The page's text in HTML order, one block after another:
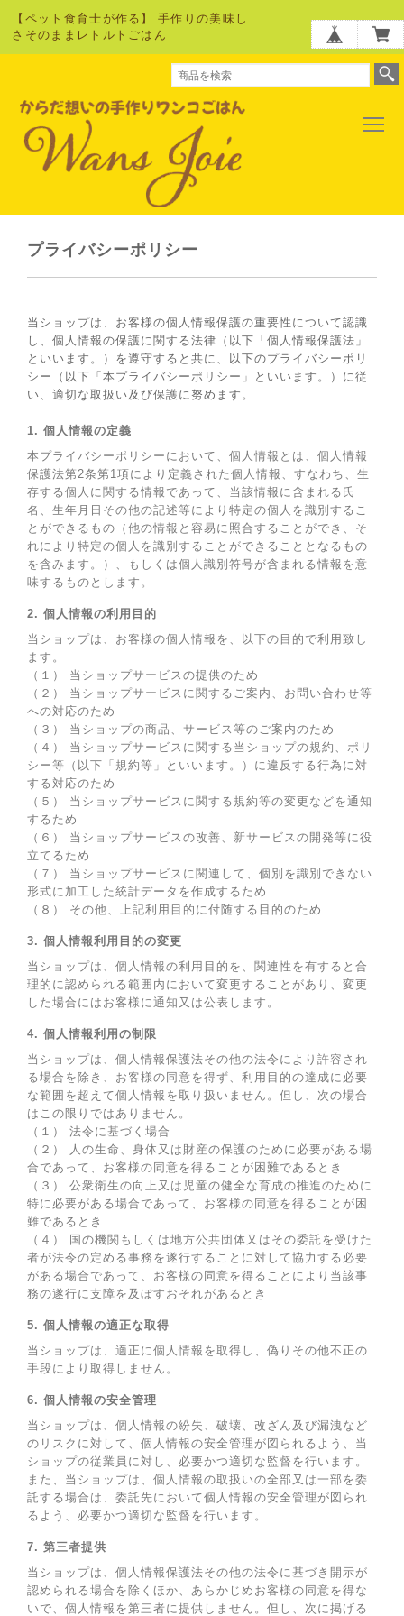
【ペット食育士が作る】 手作りの美味し
さそのままレトルトごはん
プライバシーポリシー
当ショップは、お客様の個人情報保護の重要性について認識
し、個人情報の保護に関する法律（以下「個人情報保護法」
といいます。）を遵守すると共に、以下のプライバシーポリ
シー（以下「本プライバシーポリシー」といいます。）に従
い、適切な取扱い及び保護に努めます。
1. 個人情報の定義
本プライバシーポリシーにおいて、個人情報とは、個人情報
保護法第2条第1項により定義された個人情報、すなわち、生
存する個人に関する情報であって、当該情報に含まれる氏
名、生年月日その他の記述等により特定の個人を識別するこ
とができるもの（他の情報と容易に照合することができ、そ
れにより特定の個人を識別することができることとなるもの
を含みます。）、もしくは個人識別符号が含まれる情報を意
味するものとします。
2. 個人情報の利用目的
当ショップは、お客様の個人情報を、以下の目的で利用致し
ます。
（１） 当ショップサービスの提供のため
（２） 当ショップサービスに関するご案内、お問い合わせ等
への対応のため
（３） 当ショップの商品、サービス等のご案内のため
（４） 当ショップサービスに関する当ショップの規約、ポリ
シー等（以下「規約等」といいます。）に違反する行為に対
する対応のため
（５） 当ショップサービスに関する規約等の変更などを通知
するため
（６） 当ショップサービスの改善、新サービスの開発等に役
立てるため
（７） 当ショップサービスに関連して、個別を識別できない
形式に加工した統計データを作成するため
（８） その他、上記利用目的に付随する目的のため
3. 個人情報利用目的の変更
当ショップは、個人情報の利用目的を、関連性を有すると合
理的に認められる範囲内において変更することがあり、変更
した場合にはお客様に通知又は公表します。
4. 個人情報利用の制限
当ショップは、個人情報保護法その他の法令により許容され
る場合を除き、お客様の同意を得ず、利用目的の達成に必要
な範囲を超えて個人情報を取り扱いません。但し、次の場合
はこの限りではありません。
（１） 法令に基づく場合
（２） 人の生命、身体又は財産の保護のために必要がある場
合であって、お客様の同意を得ることが困難であるとき
（３） 公衆衛生の向上又は児童の健全な育成の推進のために
特に必要がある場合であって、お客様の同意を得ることが困
難であるとき
（４） 国の機関もしくは地方公共団体又はその委託を受けた
者が法令の定める事務を遂行することに対して協力する必要
がある場合であって、お客様の同意を得ることにより当該事
務の遂行に支障を及ぼすおそれがあるとき
5. 個人情報の適正な取得
当ショップは、適正に個人情報を取得し、偽りその他不正の
手段により取得しません。
6. 個人情報の安全管理
当ショップは、個人情報の紛失、破壊、改ざん及び漏洩など
のリスクに対して、個人情報の安全管理が図られるよう、当
ショップの従業員に対し、必要かつ適切な監督を行います。
また、当ショップは、個人情報の取扱いの全部又は一部を委
託する場合は、委託先において個人情報の安全管理が図られ
るよう、必要かつ適切な監督を行います。
7. 第三者提供
当ショップは、個人情報保護法その他の法令に基づき開示が
認められる場合を除くほか、あらかじめお客様の同意を得な
いで、個人情報を第三者に提供しません。但し、次に掲げる